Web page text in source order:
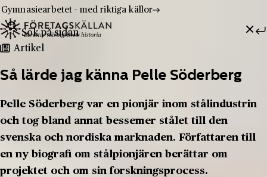
Hoppa till innehåll
Till innehåll
Gymnasiearbetet - med riktiga källor
Sök efter:
Artikel
Så lärde jag känna Pelle Söderberg
Pelle Söderberg var en pionjär inom stålindustrin
och tog bland annat bessemer stålet till den
svenska och nordiska marknaden. Författaren till
en ny biografi om stålpionjären berättar om
projektet och om sin forskningsprocess.